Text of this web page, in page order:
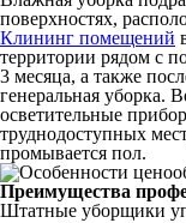
поверхностях,
Клининг помещений
территории рядом с
3 месяца, а также
генеральная уборка.
осветительные
труднодоступных
промывается пол.
Преимущества
Штатные уборщики